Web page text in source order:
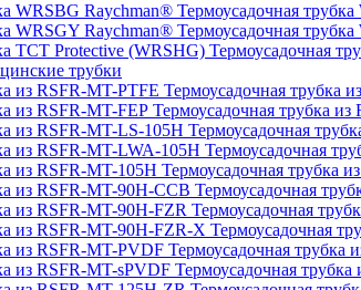
Термоусадочная
Термоусадочная
Термоусадочная
трубки
Термоусадочная трубка
Термоусадочная трубка из
Термоусадочная
Термоусадочная
Термоусадочная трубка
Термоусадочная
Термоусадочная
Термоусадочная
Термоусадочная трубка
Термоусадочная